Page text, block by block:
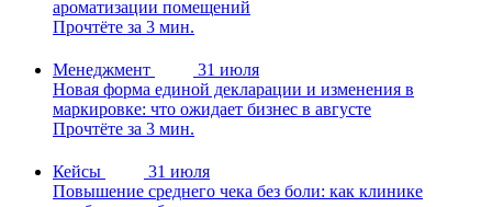
ароматизации помещений
Прочтёте за 3 мин.
Менеджмент
31 июля
Новая форма единой декларации и изменения в
маркировке: что ожидает бизнес в августе
Прочтёте за 3 мин.
Кейсы
31 июля
Повышение среднего чека без боли: как клинике